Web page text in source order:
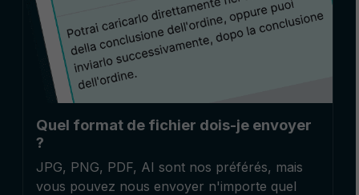
Quel format de fichier dois-je envoyer
?
JPG, PNG, PDF, AI sont nos préférés, mais
vous pouvez nous envoyer n'importe quel